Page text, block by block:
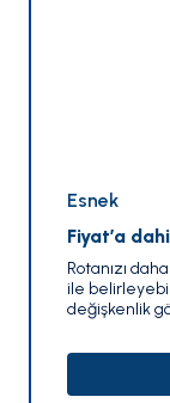
Esnek
Fiyat’a
Rotanızı
ile
değişkenlik